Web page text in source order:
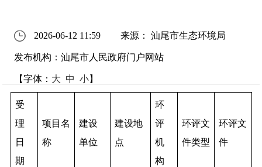
2026-06-12 11:59 来源： 汕尾市生态环境局
发布机构：汕尾市人民政府门户网站
【字体： 大 中 小】
受
理
日
期
项目名
称
建设
单位
建设地
点
环
评
机
构
环评文
件类型
环评文
件